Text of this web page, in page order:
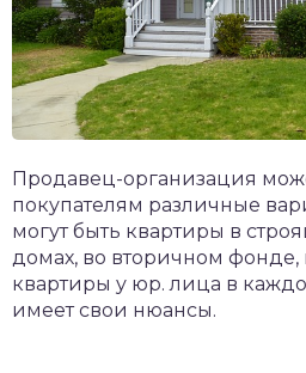
Продавец-организация
покупателям различные
могут быть квартиры в
домах, во вторичном фонде,
квартиры у юр. лица в
имеет свои нюансы.